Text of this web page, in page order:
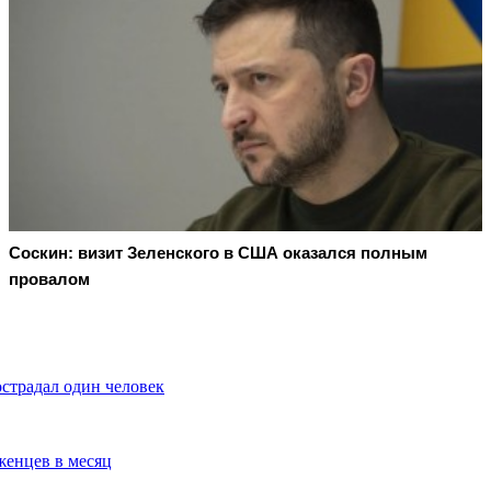
Соскин: визит Зеленского в США оказался полным
провалом
один человек
в месяц